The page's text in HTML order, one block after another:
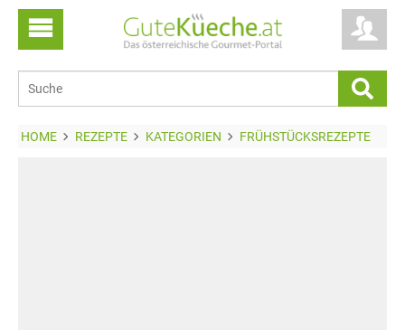
HOME REZEPTE KATEGORIEN FRÜHSTÜCKSREZEPTE